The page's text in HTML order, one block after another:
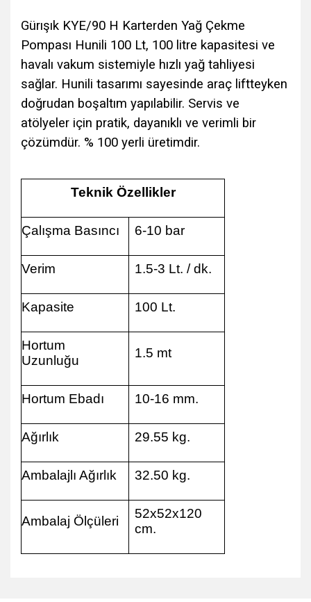
Gürışık KYE/90 H Karterden Yağ Çekme
Pompası Hunili 100 Lt, 100 litre kapasitesi ve
havalı vakum sistemiyle hızlı yağ tahliyesi
sağlar. Hunili tasarımı sayesinde araç liftteyken
doğrudan boşaltım yapılabilir. Servis ve
atölyeler için pratik, dayanıklı ve verimli bir
çözümdür. % 100 yerli üretimdir.
Teknik Özellikler
Çalışma Basıncı 6-10 bar
Verim 1.5-3 Lt. / dk.
Kapasite 100 Lt.
Hortum
Uzunluğu
1.5 mt
Hortum Ebadı 10-16 mm.
Ağırlık 29.55 kg.
Ambalajlı Ağırlık 32.50 kg.
Ambalaj Ölçüleri
52x52x120
cm.